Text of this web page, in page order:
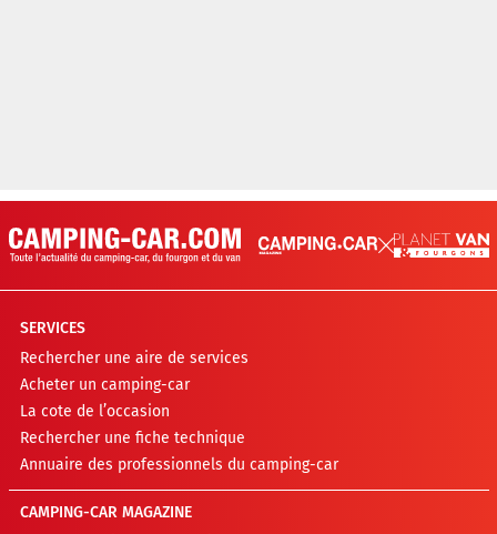
SERVICES
Rechercher une aire de services
Acheter un camping-car
La cote de l’occasion
Rechercher une fiche technique
Annuaire des professionnels du camping-car
CAMPING-CAR MAGAZINE